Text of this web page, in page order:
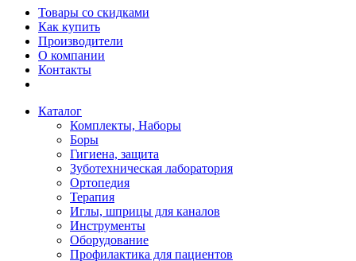
Товары со скидками
Как купить
Производители
О компании
Контакты
Каталог
Комплекты, Наборы
Боры
Гигиена, защита
Зуботехническая лаборатория
Ортопедия
Терапия
Иглы, шприцы для каналов
Инструменты
Оборудование
Профилактика для пациентов